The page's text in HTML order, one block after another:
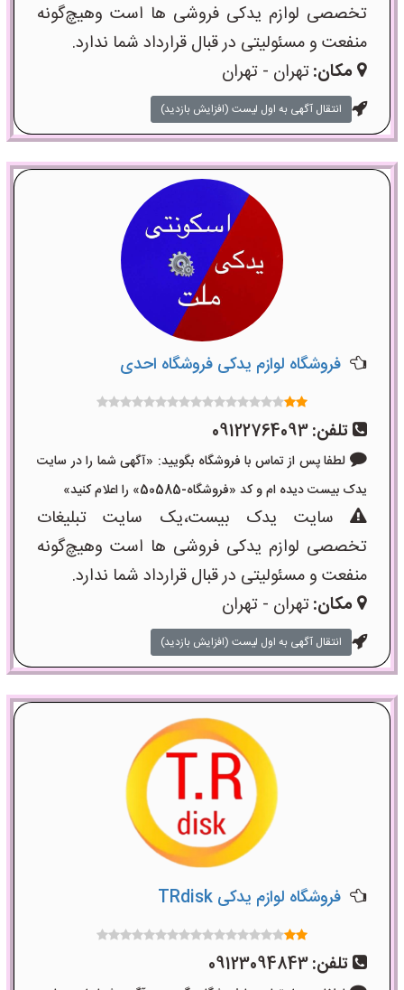
تخصصی لوازم یدکی فروشی ها است وهیچ‌گونه
منفعت و مسئولیتی در قبال قرارداد شما ندارد.
مکان:تهران - تهران
انتقال آگهی به اول لیست (افزایش بازدید)
فروشگاه لوازم یدکی فروشگاه احدی
تلفن:09122764093
لطفا پس از تماس با فروشگاه بگویید: «آگهی شما را در سایت
یدک بیست دیده ام و کد «فروشگاه-50585» را اعلام کنید»
سایت یدک بیست،یک سایت تبلیغات
تخصصی لوازم یدکی فروشی ها است وهیچ‌گونه
منفعت و مسئولیتی در قبال قرارداد شما ندارد.
مکان:تهران - تهران
انتقال آگهی به اول لیست (افزایش بازدید)
فروشگاه لوازم یدکی TRdisk
تلفن:09123094843